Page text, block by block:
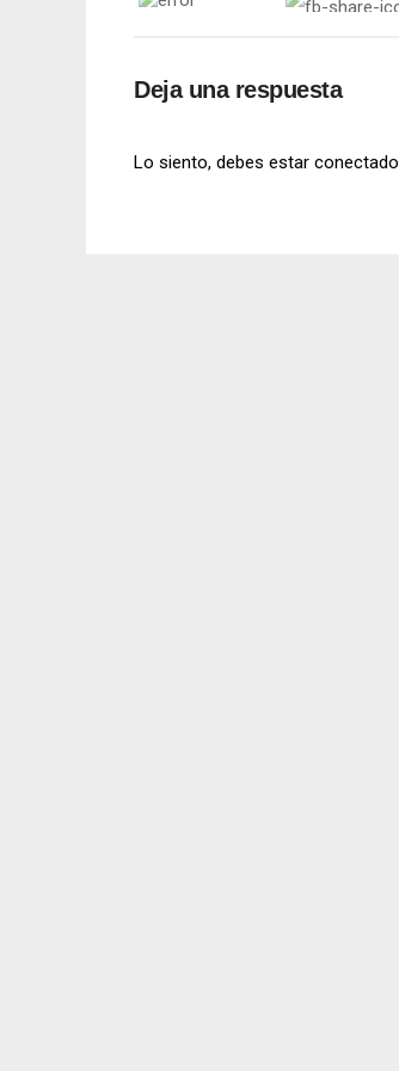
Deja una respuesta
Lo siento, debes estar conectado